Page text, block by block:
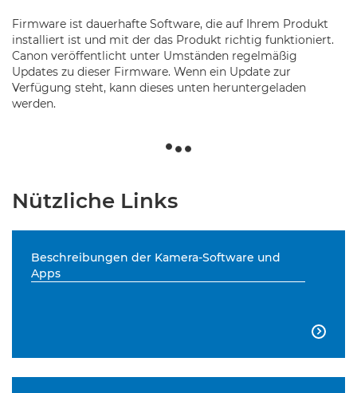
Firmware ist dauerhafte Software, die auf Ihrem Produkt
installiert ist und mit der das Produkt richtig funktioniert.
Canon veröffentlicht unter Umständen regelmäßig
Updates zu dieser Firmware. Wenn ein Update zur
Verfügung steht, kann dieses unten heruntergeladen
werden.
Nützliche Links
Beschreibungen der Kamera-Software und
Apps
